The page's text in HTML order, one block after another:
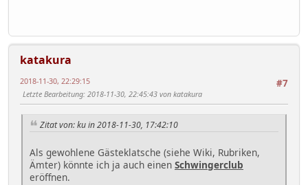
katakura
#7
2018-11-30, 22:29:15
Letzte Bearbeitung: 2018-11-30, 22:45:43 von katakura
Zitat von: ku in 2018-11-30, 17:42:10
Als gewohlene Gästeklatsche (siehe Wiki, Rubriken,
Ämter) könnte ich ja auch einen Schwingerclub
eröffnen.